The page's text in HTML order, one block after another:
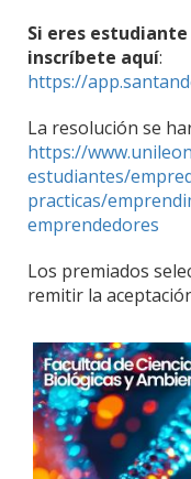
Si eres
inscríbete aquí:
https://
La resolución se
https://
estudiantes/
practicas/
emprendedores
Los premiados
remitir la